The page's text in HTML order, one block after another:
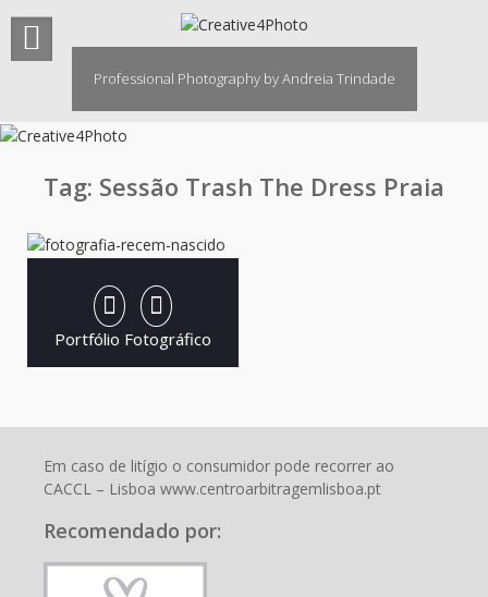
content
Professional Photography by Andreia Trindade
Tag: Sessão Trash The Dress Praia
Portfólio Fotográfico
Em caso de litígio o consumidor pode recorrer ao
CACCL – Lisboa www.centroarbitragemlisboa.pt
Recomendado por: